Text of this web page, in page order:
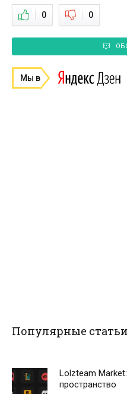
0 0
Мы в
Популярные статьи
Lolzteam
пространство